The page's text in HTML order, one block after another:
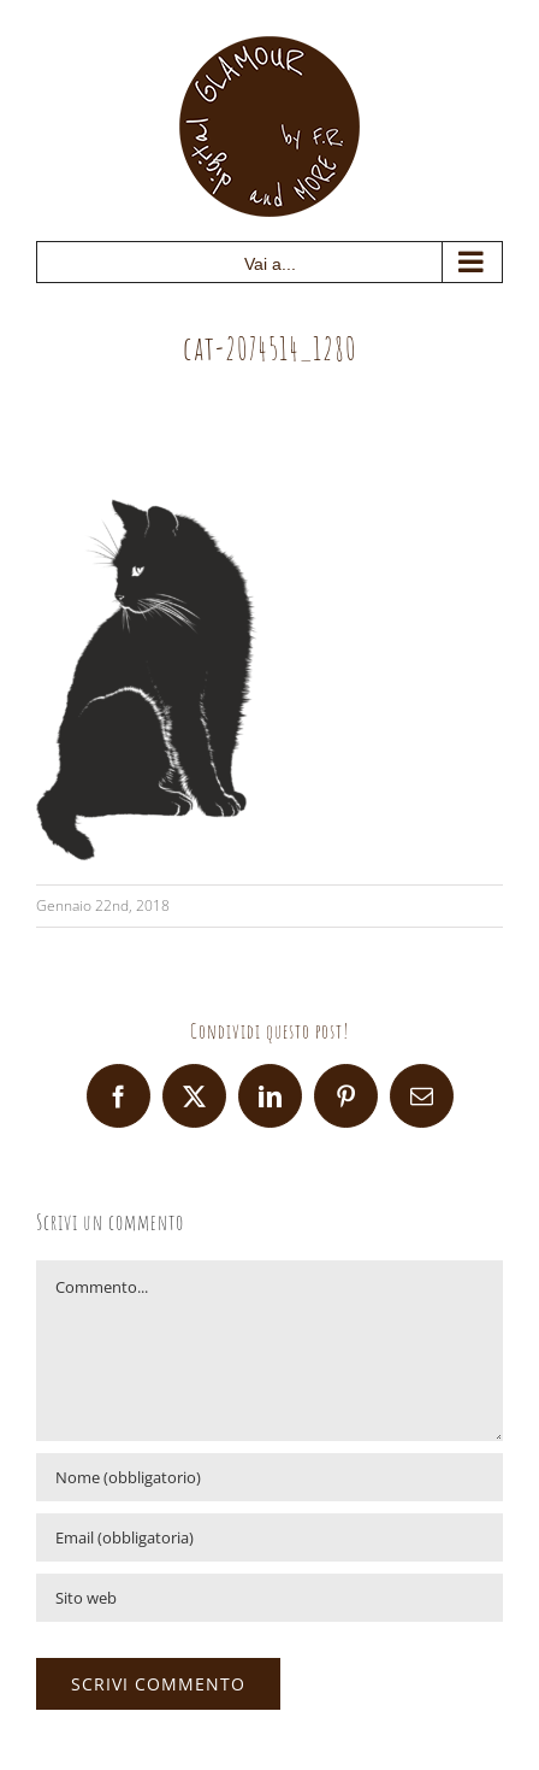
Vai a...
cat-2074514_1280
Gennaio 22nd, 2018
Condividi questo post!
Facebook
X LinkedInPinterestEmail
Scrivi un commento